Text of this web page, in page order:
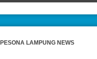
LAMPUNG NEWS